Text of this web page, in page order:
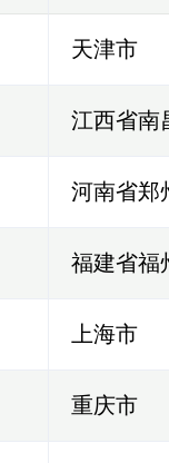
天津市
江西省南
河南省郑
福建省福
上海市
重庆市